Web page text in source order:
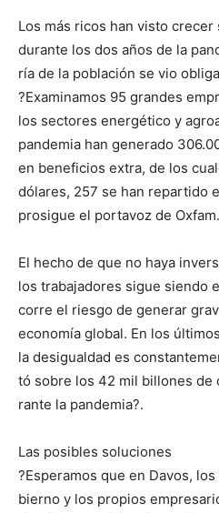
Los más ricos han visto crecer
durante los dos años de la
ría de la población se vio
?Examinamos 95 grandes
los sectores energético y
pandemia han generado
en beneficios extra, de los
dólares, 257 se han repartido
prosigue el portavoz de Oxfam.
El hecho de que no haya
los trabajadores sigue siendo
corre el riesgo de generar
economía global. En los
la desigualdad es
tó sobre los 42 mil billones de
rante la pandemia?.
Las posibles soluciones
?Esperamos que en Davos,
bierno y los propios